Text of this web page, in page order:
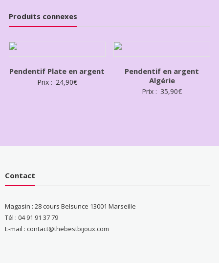
Produits connexes
Pendentif Plate en argent
Prix : 24,90€
Pendentif en argent
Algérie
Prix : 35,90€
Contact
Magasin : 28 cours Belsunce 13001 Marseille
Tél : 04 91 91 37 79
E-mail : contact@thebestbijoux.com